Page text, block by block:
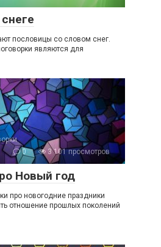
пословицы со словом снег.
являются для
0
3 101 просмотров
Новый год
про новогодние праздники
отношение прошлых поколений